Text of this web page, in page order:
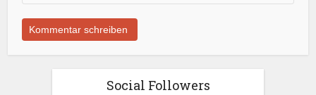
Social Followers